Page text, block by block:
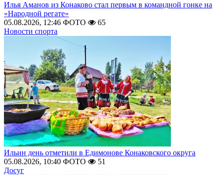
Илья Аманов из Конаково стал первым в командной гонке на
«Народной регате»
05.08.2026, 12:46 ФОТО
65
Новости спорта
Ильин день отметили в Едимонове Конаковского округа
05.08.2026, 10:40 ФОТО
51
Досуг